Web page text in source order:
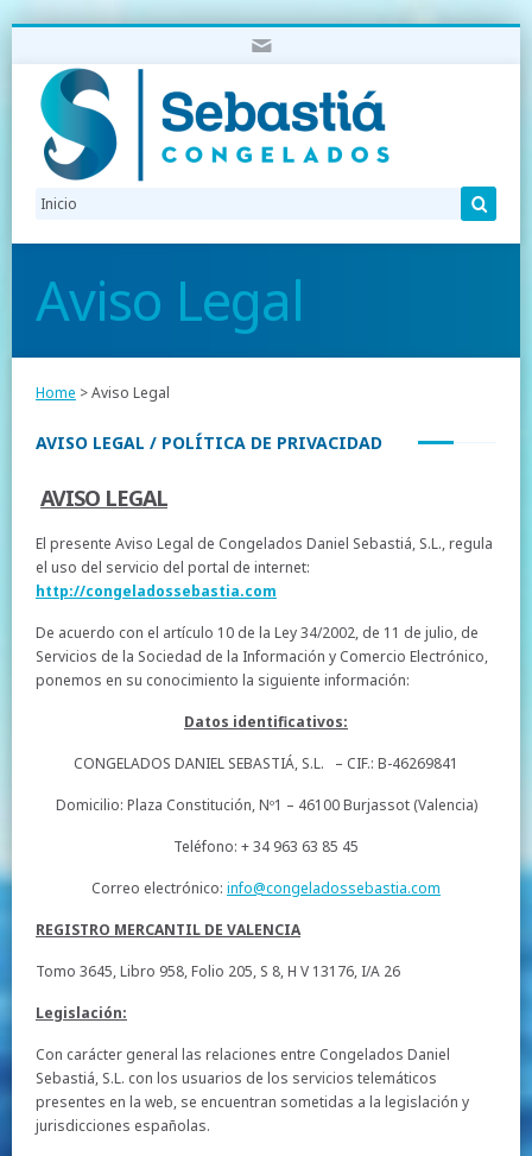
Aviso Legal
Home > Aviso Legal
AVISO LEGAL / POLÍTICA DE PRIVACIDAD
AVISO LEGAL
El presente Aviso Legal de Congelados Daniel Sebastiá, S.L., regula
el uso del servicio del portal de internet:
http://congeladossebastia.com
De acuerdo con el artículo 10 de la Ley 34/2002, de 11 de julio, de
Servicios de la Sociedad de la Información y Comercio Electrónico,
ponemos en su conocimiento la siguiente información:
Datos identificativos:
CONGELADOS DANIEL SEBASTIÁ, S.L. – CIF.: B-46269841
Domicilio: Plaza Constitución, Nº1 – 46100 Burjassot (Valencia)
Teléfono: + 34 963 63 85 45
Correo electrónico: info@congeladossebastia.com
REGISTRO MERCANTIL DE VALENCIA
Tomo 3645, Libro 958, Folio 205, S 8, H V 13176, I/A 26
Legislación:
Con carácter general las relaciones entre Congelados Daniel
Sebastiá, S.L. con los usuarios de los servicios telemáticos
presentes en la web, se encuentran sometidas a la legislación y
jurisdicciones españolas.